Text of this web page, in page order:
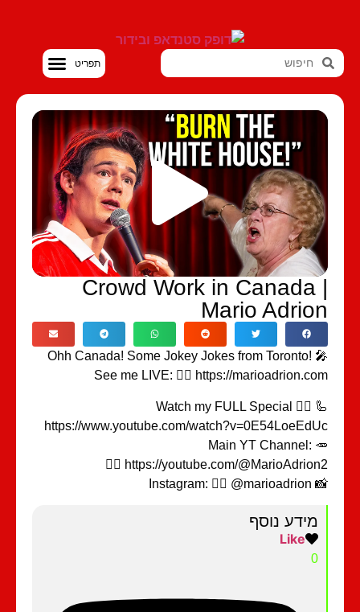
Crowd Work in Canada
Mario
Ohh Canada! Some Jokey Jokes from Toronto!
See me LIVE: 👉🏻 https://
🦾 Watch my FULL Special 👉🏻
https://www.youtube.com/
🥕 Main YT Channel:
👉🏻 https://youtube.com/
מידע נוסף